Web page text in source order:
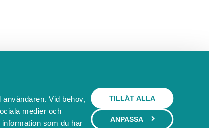
Vid behov,
medier och
som du har
TILLÅT ALLA
ANPASSA